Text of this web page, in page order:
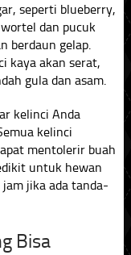
seperti blueberry,
dan pucuk
berdaun gelap.
kaya akan serat,
gula dan asam.
kelinci Anda
kelinci
mentolerir buah
untuk hewan
jika ada tanda-
Bisa